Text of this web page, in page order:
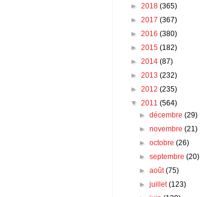
► 2018 (365)
► 2017 (367)
► 2016 (380)
► 2015 (182)
► 2014 (87)
► 2013 (232)
► 2012 (235)
▼ 2011 (564)
►décembre(29)
►novembre(21)
►octobre(26)
►septembre(20)
►août(75)
►juillet(123)